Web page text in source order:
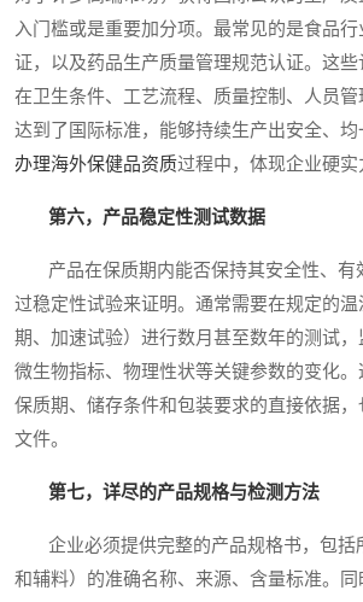
入门槛或是重要加分项。最常见的是食品
证，以及药品生产质量管理规范认证。这
在卫生条件、工艺流程、质量控制、人员
达到了国际标准，能够持续生产出安全、
办理海外保健品资质过程中，体现企业硬实
第六，产品稳定性测试数据
产品在保质期内能否保持其安全性、有
过稳定性试验来证明。通常需要在规定的
期、加速试验）进行数月甚至数年的测试，
微生物指标、物理性状等关键参数的变化
保质期、储存条件和包装要求的直接依据
文件。
第七，详尽的产品规格与检测方法
企业必须提供完整的产品规格书，包括
和辅料）的准确名称、来源、含量标准。